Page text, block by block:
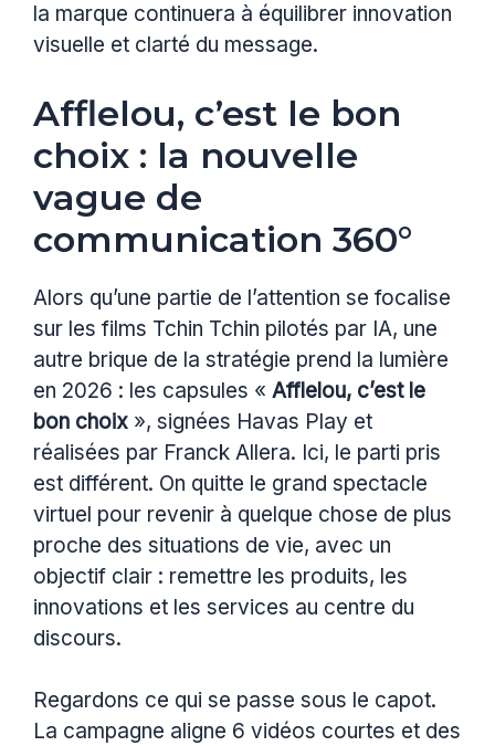
la marque continuera à équilibrer innovation
visuelle et clarté du message.
Afflelou, c’est le bon
choix : la nouvelle
vague de
communication 360°
Alors qu’une partie de l’attention se focalise
sur les films Tchin Tchin pilotés par IA, une
autre brique de la stratégie prend la lumière
en 2026 : les capsules « Afflelou, c’est le
bon choix », signées Havas Play et
réalisées par Franck Allera. Ici, le parti pris
est différent. On quitte le grand spectacle
virtuel pour revenir à quelque chose de plus
proche des situations de vie, avec un
objectif clair : remettre les produits, les
innovations et les services au centre du
discours.
Regardons ce qui se passe sous le capot.
La campagne aligne 6 vidéos courtes et des